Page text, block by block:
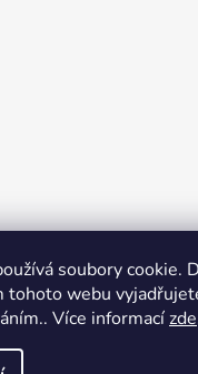
soubory cookie.
tohoto webu
Více informacízde